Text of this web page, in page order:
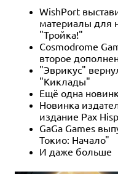
WishPort
материалы для
"Тройка!"
Cosmodrome
второе
"Эврикус"
"Киклады"
Ещё одна
Новинка
издание Pax
GaGa Games
Токио: Начало"
И даже больше